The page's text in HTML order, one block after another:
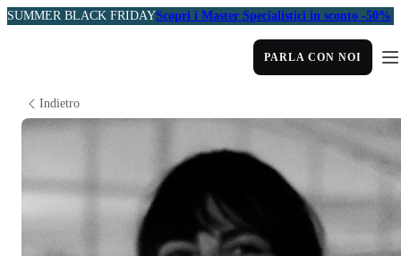
SUMMER BLACK FRIDAYScopri i Master Specialistici in sconto -50%
PARLA CON NOI
Indietro